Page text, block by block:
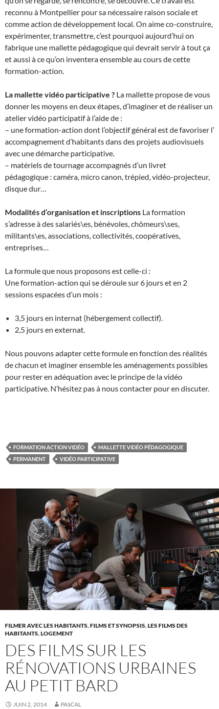
reconnu à Montpellier pour sa nécessaire raison sociale et
comme action de développement local. On aime co-construire,
expérimenter, transmettre, c’est pourquoi aujourd’hui on
fabrique une mallette pédagogique qui devrait servir à tout ça
et aussi à ce qu’on inventera ensemble au cours de cette
formation-action.
La mallette vidéo participative ? La mallette propose de vous
donner les moyens en deux étapes, d’imaginer et de réaliser un
atelier vidéo participatif à l’aide de :
– une formation-action dont l’objectif général est de favoriser l’
accompagnement d’habitants dans des projets audiovisuels
avec une démarche participative.
– matériels de tournage accompagnés d’un livret
pédagogique : caméra, micro canon, trépied, vidéo-projecteur,
disque dur…
Modalités d’organisation et inscriptions La formation
s’adresse à des salariés\es, bénévoles, chômeurs\ses,
militants\es, associations, collectivités, coopératives,
entreprises…
La formule que nous proposons est celle-ci :
Une formation-action qui se déroule sur 6 jours et en 2
sessions espacées d’un mois :
3,5 jours en internat (hébergement collectif).
2,5 jours en externat.
Nous pouvons adapter cette formule en fonction des réalités
de chacun et imaginer ensemble les aménagements possibles
pour rester en adéquation avec le principe de la vidéo
participative. N’hésitez pas à nous contacter pour en discuter.
FORMATION ACTION VIDÉO
MALLETTE VIDÉO PÉDAGOGIQUE
PERMANENT
VIDÉO PARTICIPATIVE
FILMER AVEC LES HABITANTS,FILMS ET SYNOPSIS,LES FILMS DES
HABITANTS,LOGEMENT
DES FILMS SUR LES
RÉNOVATIONS URBAINES
AU PETIT BARD
JUIN 2, 2014 PASCAL